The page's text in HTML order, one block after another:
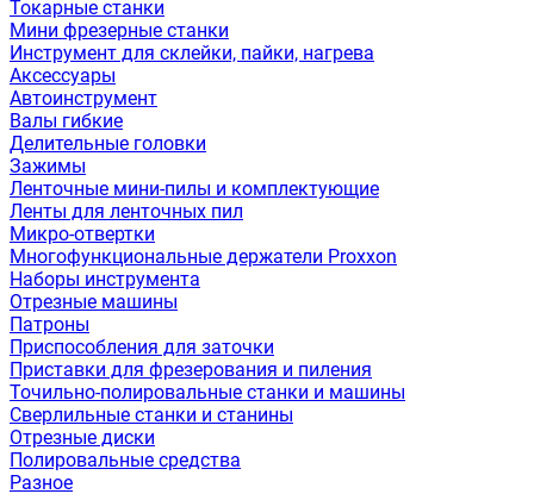
Токарные станки
Мини фрезерные станки
Инструмент для склейки, пайки, нагрева
Аксессуары
Автоинструмент
Валы гибкие
Делительные головки
Зажимы
Ленточные мини-пилы и комплектующие
Ленты для ленточных пил
Микро-отвертки
Многофункциональные держатели Proxxon
Наборы инструмента
Отрезные машины
Патроны
Приспособления для заточки
Приставки для фрезерования и пиления
Точильно-полировальные станки и машины
Сверлильные станки и станины
Отрезные диски
Полировальные средства
Разное